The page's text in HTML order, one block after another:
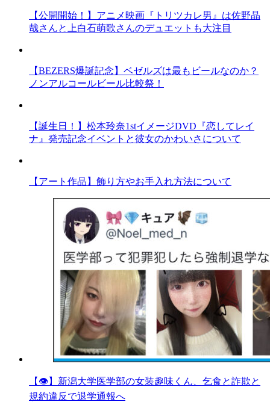
【公開開始！】アニメ映画『トリツカレ男』は佐野晶
哉さんと上白石萌歌さんのデュエットも大注目
【BEZERS爆誕記念】ベゼルズは最もビールなのか？
ノンアルコールビール比較祭！
【誕生日！】松本玲奈1stイメージDVD『恋してレイ
ナ』発売記念イベントと彼女のかわいさについて
【アート作品】飾り方やお手入れ方法について
【👁】新潟大学医学部の女装趣味くん、乞食と詐欺と
規約違反で退学通報へ